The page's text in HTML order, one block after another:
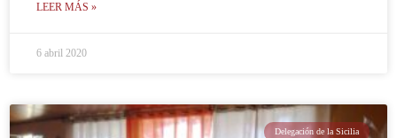
LEER MÁS »
6 abril 2020
Delegación de la Sicilia